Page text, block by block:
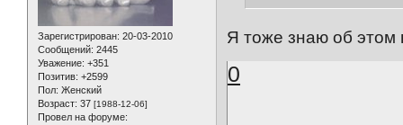
Зарегистрирован: 20-03-2010
Сообщений: 2445
Уважение: +351
Позитив: +2599
Пол: Женский
Возраст: 37 [1988-12-06]
Провел на форуме:
Я тоже знаю об этом
0